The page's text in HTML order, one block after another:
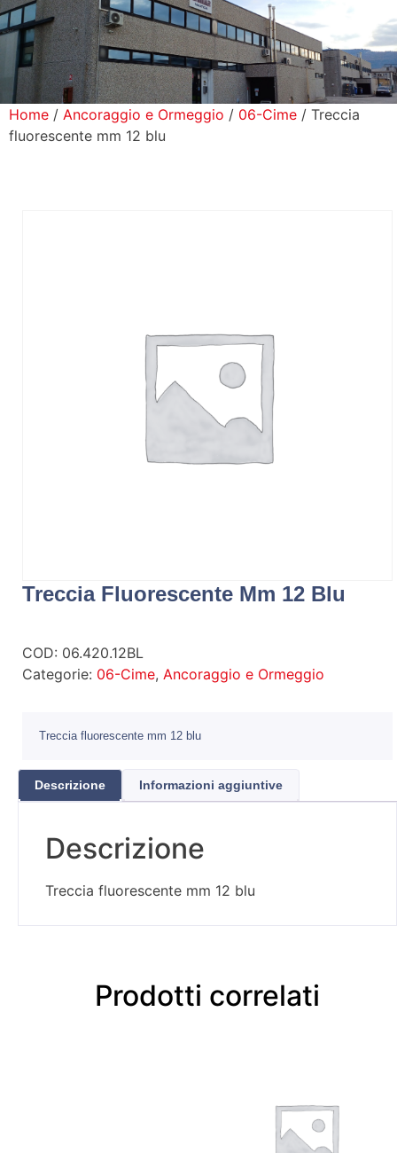
Prodotti
Home / Ancoraggio e Ormeggio / 06-Cime / Treccia
fluorescente mm 12 blu
Treccia Fluorescente Mm 12 Blu
COD: 06.420.12BL
Categorie: 06-Cime, Ancoraggio e Ormeggio
Treccia fluorescente mm 12 blu
Descrizione Informazioni aggiuntive
Descrizione
Treccia fluorescente mm 12 blu
Prodotti correlati